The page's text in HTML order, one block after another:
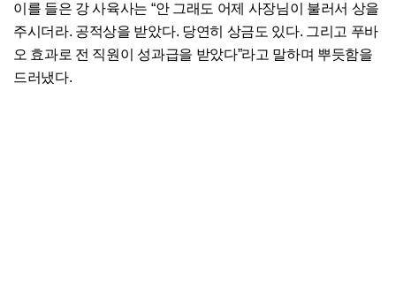
이를 들은 강 사육사는 “안 그래도 어제 사장님이 불러서 상을
주시더라. 공적상을 받았다. 당연히 상금도 있다. 그리고 푸바
오 효과로 전 직원이 성과급을 받았다”라고 말하며 뿌듯함을
드러냈다.